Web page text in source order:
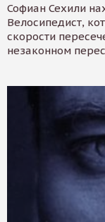
Софиан Сехили
Велосипедист,
скорости
незаконном